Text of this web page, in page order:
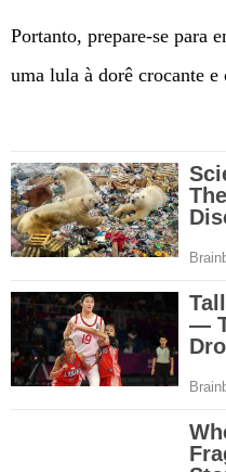
Portanto, prepare-se para
uma lula à dorê crocante e